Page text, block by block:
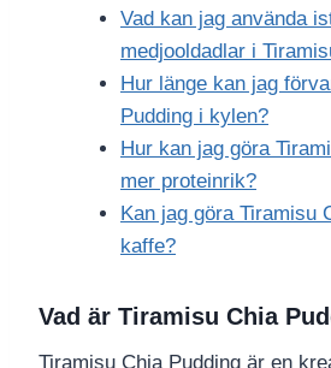
Vad kan jag använda
medjooldadlar i
Hur länge kan jag
Pudding i kylen?
Hur kan jag göra
mer proteinrik?
Kan jag göra Tiramisu
kaffe?
Vad är Tiramisu Chia
Tiramisu Chia Pudding är en